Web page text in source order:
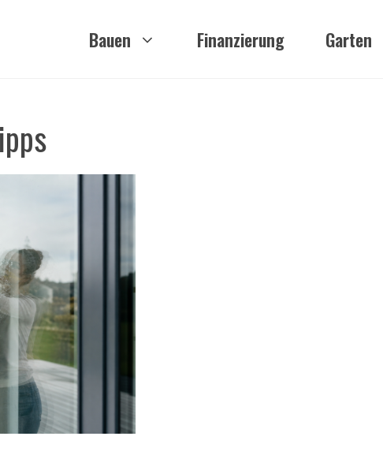
Bauen Finanzierung Garten